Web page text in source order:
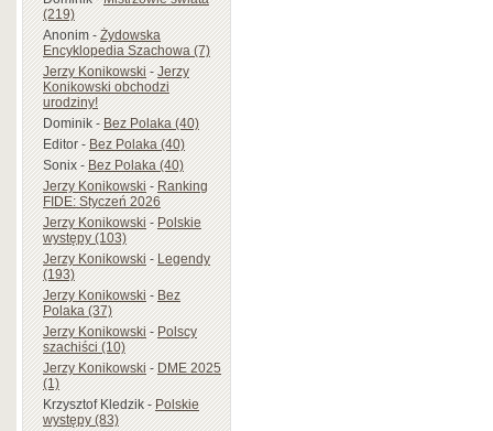
(219)
Anonim-Żydowska
Encyklopedia Szachowa (7)
Jerzy Konikowski-Jerzy
Konikowski obchodzi
urodziny!
Dominik-Bez Polaka (40)
Editor-Bez Polaka (40)
Sonix-Bez Polaka (40)
Jerzy Konikowski-Ranking
FIDE: Styczeń 2026
Jerzy Konikowski-Polskie
występy (103)
Jerzy Konikowski-Legendy
(193)
Jerzy Konikowski-Bez
Polaka (37)
Jerzy Konikowski-Polscy
szachiści (10)
Jerzy Konikowski-DME 2025
(1)
Krzysztof Kledzik-Polskie
występy (83)